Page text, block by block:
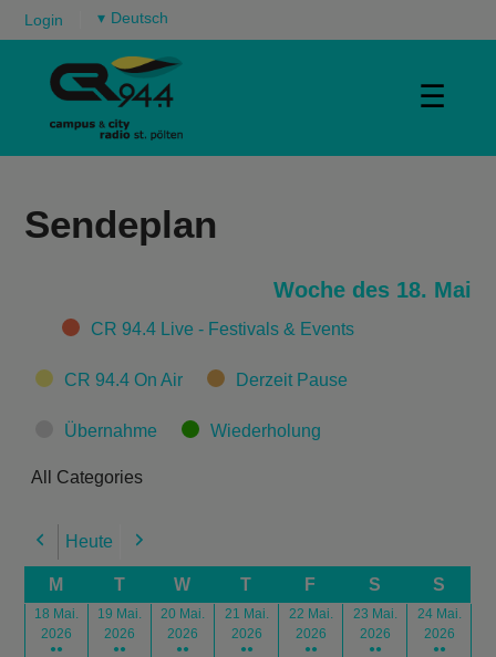
Login ▾
☰
Sendeplan
Woche des 18. Mai
CategoriesCR 94.4 Live - Festivals & Events
CR 94.4 On Air Derzeit Pause
Übernahme Wiederholung
All Categories
Previous
Heute Next
M T W T F S S
18 Mai.
2026
●●
19 Mai.
2026
●●
20 Mai.
2026
●●
21 Mai.
2026
●●
22 Mai.
2026
●●
23 Mai.
2026
●●
24 Mai.
2026
●●